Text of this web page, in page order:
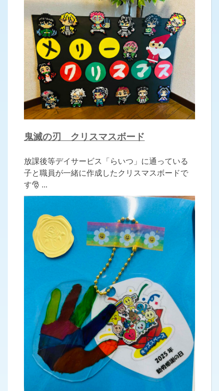
鬼滅の刃 クリスマスボード
放課後等デイサービス「らいつ」に通っている
子と職員が一緒に作成したクリスマスボードで
す🎅 ...